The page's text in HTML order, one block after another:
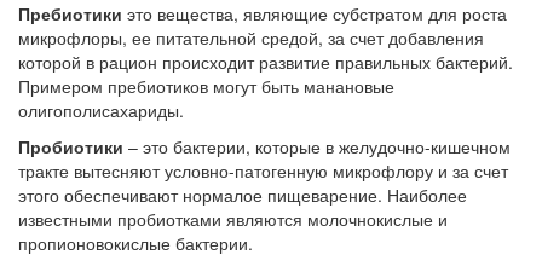
Пребиотики это вещества, являющие субстратом для роста
микрофлоры, ее питательной средой, за счет добавления
которой в рацион происходит развитие правильных бактерий.
Примером пребиотиков могут быть манановые
олигополисахариды.
Пробиотики – это бактерии, которые в желудочно-кишечном
тракте вытесняют условно-патогенную микрофлору и за счет
этого обеспечивают нормалое пищеварение. Наиболее
известными пробиотками являются молочнокислые и
пропионовокислые бактерии.